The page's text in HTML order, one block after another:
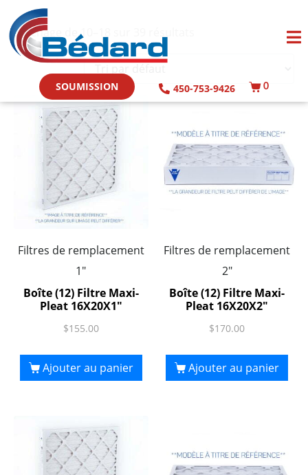
SOUMISSION 450-753-9426 0
Affichage de 10–18 sur 39 résultats
Filtres de remplacement
1"
Boîte (12) Filtre Maxi-
Pleat 16X20X1″
$155.00
Ajouter au panier
Filtres de remplacement
2"
Boîte (12) Filtre Maxi-
Pleat 16X20X2″
$170.00
Ajouter au panier